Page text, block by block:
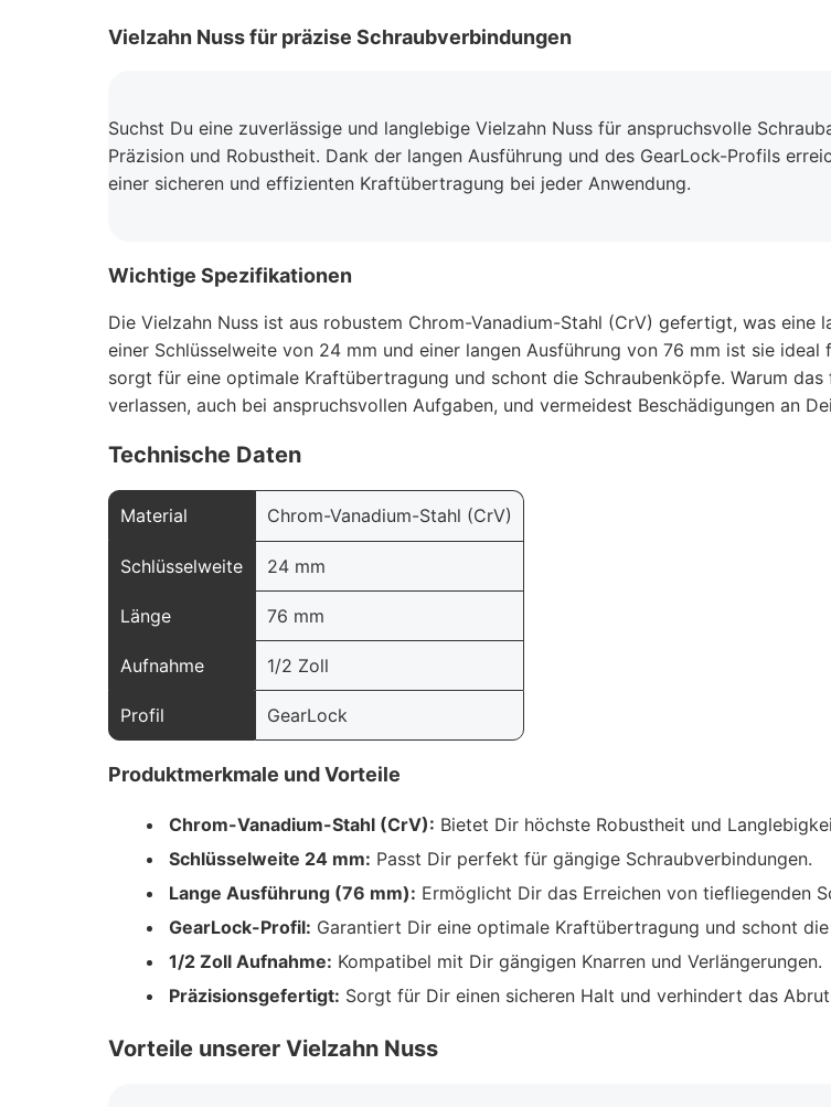
Vielzahn Nuss für präzise Schraubverbindungen
Suchst Du eine zuverlässige und langlebige Vielzahn Nuss für anspruchsvolle
Präzision und Robustheit. Dank der langen Ausführung und des GearLock-Profils
einer sicheren und effizienten Kraftübertragung bei jeder Anwendung.
Wichtige Spezifikationen
Die Vielzahn Nuss ist aus robustem Chrom-Vanadium-Stahl (CrV) gefertigt, was
einer Schlüsselweite von 24 mm und einer langen Ausführung von 76 mm ist sie
sorgt für eine optimale Kraftübertragung und schont die Schraubenköpfe. Warum
verlassen, auch bei anspruchsvollen Aufgaben, und vermeidest Beschädigungen an
Technische Daten
Material Chrom-Vanadium-Stahl (CrV)
Schlüsselweite 24 mm
Länge 76 mm
Aufnahme 1/2 Zoll
Profil GearLock
Produktmerkmale und Vorteile
Chrom-Vanadium-Stahl (CrV): Bietet Dir höchste Robustheit und
Schlüsselweite 24 mm: Passt Dir perfekt für gängige Schraubverbindungen.
Lange Ausführung (76 mm): Ermöglicht Dir das Erreichen von tiefliegenden
GearLock-Profil: Garantiert Dir eine optimale Kraftübertragung und schont
1/2 Zoll Aufnahme: Kompatibel mit Dir gängigen Knarren und Verlängerungen.
Präzisionsgefertigt: Sorgt für Dir einen sicheren Halt und verhindert das
Vorteile unserer Vielzahn Nuss